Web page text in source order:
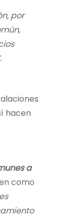
por
hacen
a
como